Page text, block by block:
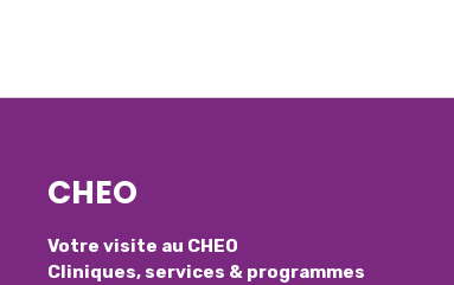
CHEO
Votre visite au CHEO
Cliniques, services & programmes